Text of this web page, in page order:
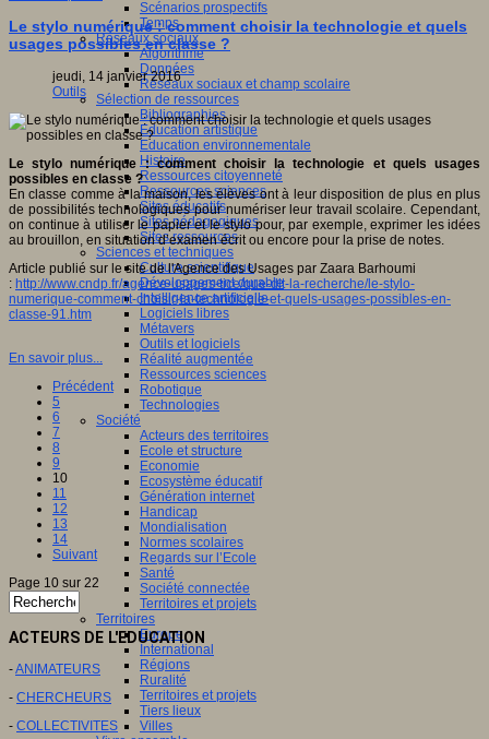
Scénarios prospectifs
Temps
Réseaux sociaux
Algorithme
Données
Réseaux sociaux et champ scolaire
Sélection de ressources
Bibliographies
Education artistique
Education environnementale
Histoire
Ressources citoyenneté
Ressources sciences
Sites éducatifs
Sites pédagogiques
Sites ressources
Sciences et techniques
Culture scientifique
Développement durable
Intelligence artificielle
Logiciels libres
Métavers
Outils et logiciels
Réalité augmentée
Ressources sciences
Robotique
Technologies
Société
Acteurs des territoires
Ecole et structure
Economie
Ecosystème éducatif
Génération internet
Handicap
Mondialisation
Normes scolaires
Regards sur l’Ecole
Santé
Société connectée
Territoires et projets
Territoires
Europe
International
Régions
Ruralité
Territoires et projets
Tiers lieux
Villes
Le stylo numérique : comment choisir la technologie et quels
usages possibles en classe ?
jeudi, 14 janvier 2016
Outils
Le stylo numérique : comment choisir la technologie et quels usages
possibles en classe ?
En classe comme à la maison, les élèves ont à leur disposition de plus en plus
de possibilités technologiques pour numériser leur travail scolaire. Cependant,
on continue à utiliser le papier et le stylo pour, par exemple, exprimer les idées
au brouillon, en situation d’examen écrit ou encore pour la prise de notes.
Article publié sur le site de l'Agence des Usages par Zaara Barhoumi
: http://www.cndp.fr/agence-usages-tice/que-dit-la-recherche/le-stylo-
numerique-comment-choisir-la-technologie-et-quels-usages-possibles-en-
classe-91.htm
En savoir plus...
Précédent
5
6
7
8
9
10
11
12
13
14
Suivant
Page 10 sur 22
ACTEURS DE L'EDUCATION
-ANIMATEURS
- CHERCHEURS
- COLLECTIVITES